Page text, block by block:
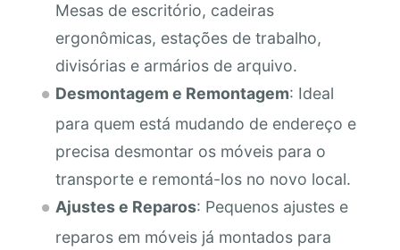
Mesas de escritório, cadeiras
ergonômicas, estações de trabalho,
divisórias e armários de arquivo.
Desmontagem e Remontagem: Ideal
para quem está mudando de endereço e
precisa desmontar os móveis para o
transporte e remontá-los no novo local.
Ajustes e Reparos: Pequenos ajustes e
reparos em móveis já montados para